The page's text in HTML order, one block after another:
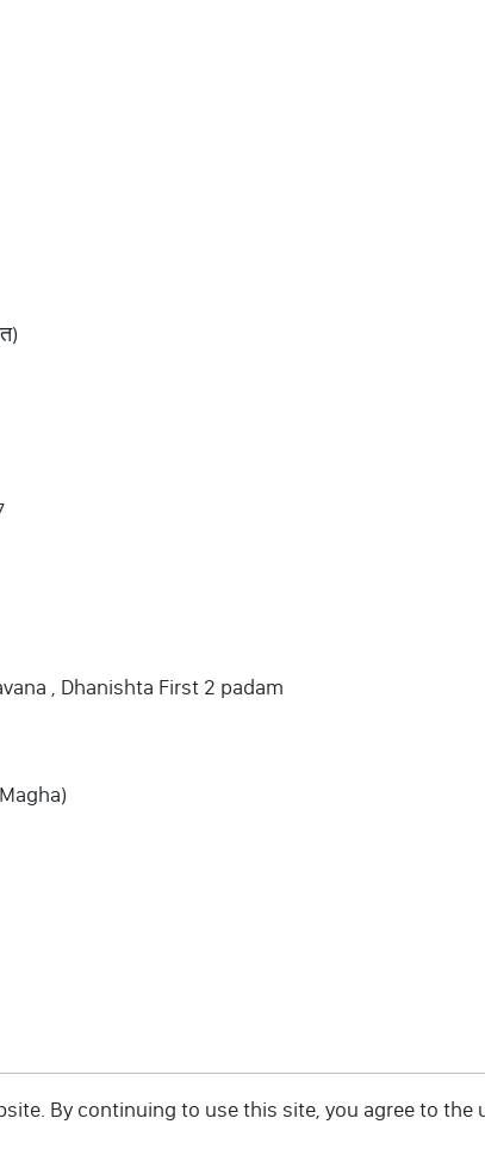
, Dhanishta First 2 padam
By continuing to use this site, you agree to the